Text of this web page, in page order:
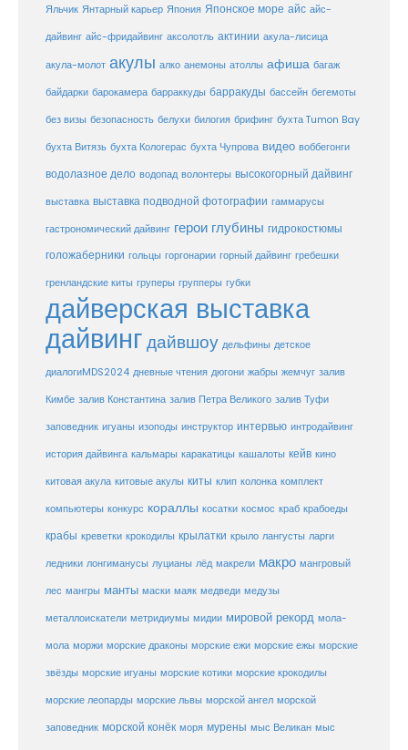
Яльчик Янтарный карьер Япония Японское море айс айс-
дайвинг айс-фридайвинг аксолотль актинии акула-лисица
акула-молот акулы алко анемоны атоллы афиша багаж
байдарки барокамера барраккуды барракуды бассейн бегемоты
без визы безопасность белухи билогия брифинг бухта Tumon Bay
бухта Витязь бухта Кологерас бухта Чупрова видео воббегонги
водолазное дело водопад волонтеры высокогорный дайвинг
выставка выставка подводной фотографии гаммарусы
гастрономический дайвинг герои глубины гидрокостюмы
голожаберники гольцы горгонарии горный дайвинг гребешки
гренландские киты груперы групперы губки
дайверская выставка
дайвингдайвшоу дельфины детское
диалогиMDS2024 дневные чтения дюгони жабры жемчуг залив
Кимбе залив Константина залив Петра Великого залив Туфи
заповедник игуаны изоподы инструктор интервью интродайвинг
история дайвинга кальмары каракатицы кашалоты кейв кино
китовая акула китовые акулы киты клип колонка комплект
компьютеры конкурс кораллы косатки космос краб крабоеды
крабы креветки крокодилы крылатки крыло лангусты ларги
ледники лонгиманусы луцианы лёд макрели макро мангровый
лес мангры манты маски маяк медведи медузы
металлоискатели метридиумы мидии мировой рекорд мола-
мола моржи морские драконы морские ежи морские ежы морские
звёзды морские игуаны морские котики морские крокодилы
морские леопарды морские львы морской ангел морской
заповедник морской конёк моря мурены мыс Великан мыс